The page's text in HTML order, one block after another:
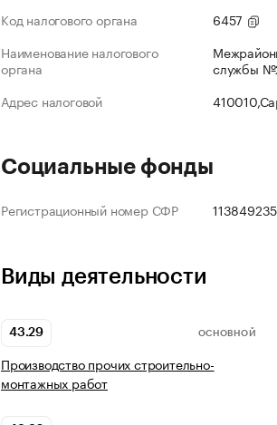
Код налогового органа
6457
Наименование налогового
органа
службы
Адрес налоговой
Социальные фонды
Регистрационный номер СФР
Виды деятельности
43.29 ОСНОВНОЙ
Производство прочих строительно-
монтажных работ